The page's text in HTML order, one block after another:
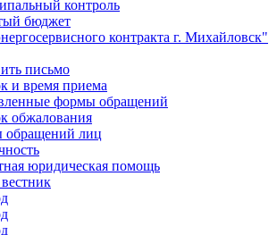
контроль
бюджет
контракта г. Михайловск"
письмо
и время приема
формы обращений
обжалования
обращений лиц
юридическая помощь